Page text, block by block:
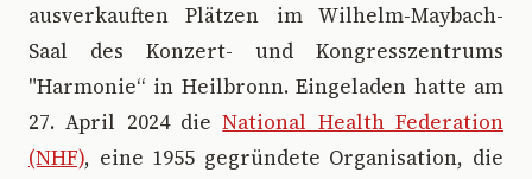
ausverkauften Plätzen im Wilhelm-Maybach-
Saal des Konzert- und Kongresszentrums
"Harmonie“ in Heilbronn. Eingeladen hatte am
27. April 2024 dieNational Health Federation
(NHF), eine 1955 gegründete Organisation, die